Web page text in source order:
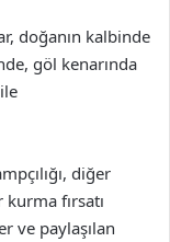
doğanın kalbinde
göl kenarında
diğer
fırsatı
ve paylaşılan